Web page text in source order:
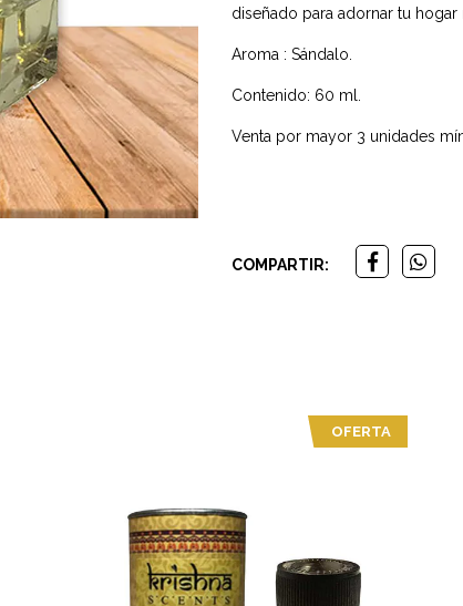
diseñado para adornar tu
Aroma : Sándalo.
Contenido: 60 ml.
Venta por mayor 3 unidades
COMPARTIR:
OFERTA